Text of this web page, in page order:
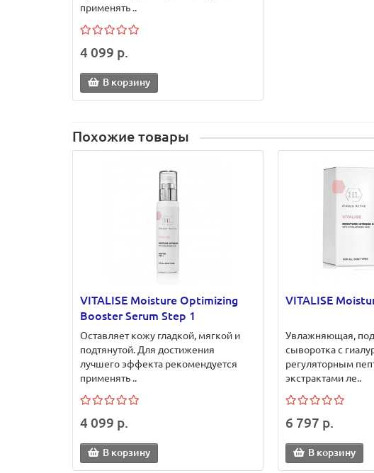
применять ..
4 099 р.
В корзину
Похожие товары
VITALISE Moisture Optimizing
Booster Serum Step 1
Оставляет кожу гладкой, мягкой и
подтянутой. Для достижения
лучшего эффекта рекомендуется
применять ..
4 099 р.
В корзину
VITALISE
Увлажняющая,
сыворотка с
регуляторным
экстрактами ле..
6 797 р.
В корзину